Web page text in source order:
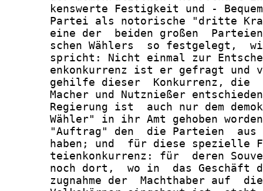
kenswerte Festigkeit und -
Partei als notorische "dritte
eine der  beiden großen
schen Wählers  so festgelegt,
spricht: Nicht einmal zur
enkonkurrenz ist er gefragt und
gehilfe dieser  Konkurrenz, die
Macher und Nutznießer
Regierung ist  auch nur dem
Wähler" in ihr Amt gehoben
"Auftrag" den  die Parteien
haben; und  für diese spezielle
teienkonkurrenz: für  deren
noch dort,  wo in  das Geschäft
zugnahme der  Machthaber auf